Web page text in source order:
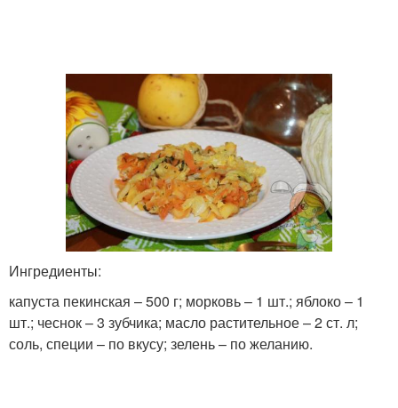
Ингредиенты:
капуста пекинская – 500 г; морковь – 1 шт.; яблоко – 1
шт.; чеснок – 3 зубчика; масло растительное – 2 ст. л;
соль, специи – по вкусу; зелень – по желанию.